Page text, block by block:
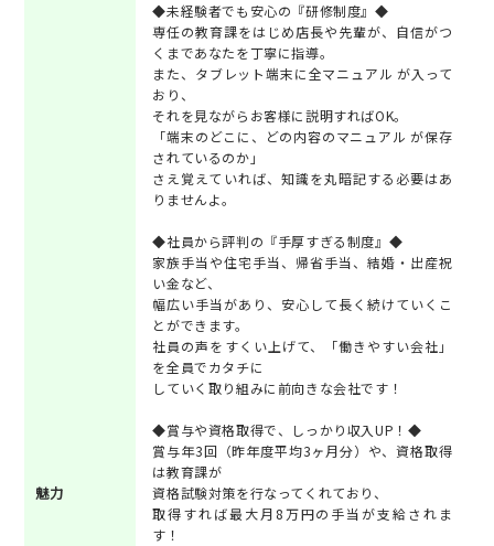
魅力
◆未経験者でも安心の『研修制度』◆
専任の教育課をはじめ店長や先輩が、自信がつ
くまであなたを丁寧に指導。
また、タブレット端末に全マニュアル が入って
おり、
それを見ながらお客様に説明すればOK。
「端末のどこに、どの内容のマニュアル が保存
されているのか」
さえ覚えていれば、知識を丸暗記する必要はあ
りませんよ。
◆社員から評判の『手厚すぎる制度』◆
家族手当や住宅手当、帰省手当、結婚・出産祝
い金など、
幅広い手当があり、安心して長く続けていくこ
とができます。
社員の声をすくい上げて、「働きやすい会社」
を全員でカタチに
していく取り組みに前向きな会社です！
◆賞与や資格取得で、しっかり収入UP！◆
賞与年3回（昨年度平均3ヶ月分）や、資格取得
は教育課が
資格試験対策を行なってくれており、
取得すれば最大月8万円の手当が支給されま
す！